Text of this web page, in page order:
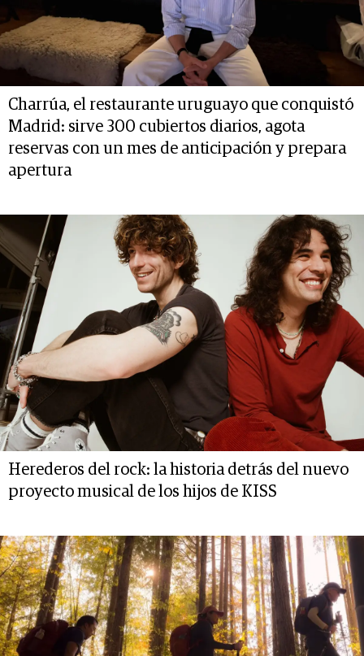
Charrúa, el restaurante uruguayo que conquistó
Madrid: sirve 300 cubiertos diarios, agota
reservas con un mes de anticipación y prepara
apertura
Herederos del rock: la historia detrás del nuevo
proyecto musical de los hijos de KISS